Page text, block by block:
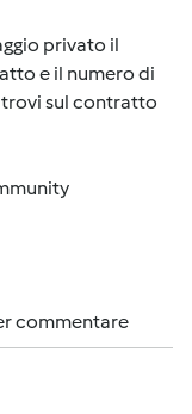
privato il
e il numero di
trovi sul contratto
commentare